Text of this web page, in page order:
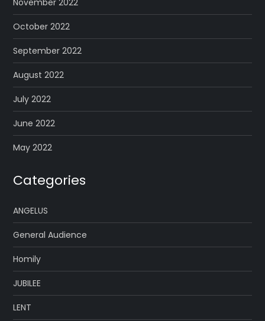
October 2022
September 2022
August 2022
July 2022
June 2022
May 2022
Categories
ANGELUS
General Audience
Homily
JUBILEE
LENT